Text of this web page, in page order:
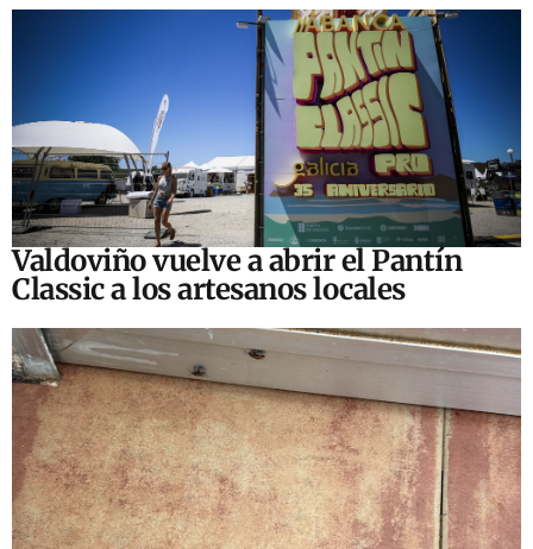
Valdoviño vuelve a abrir el Pantín
Classic a los artesanos locales